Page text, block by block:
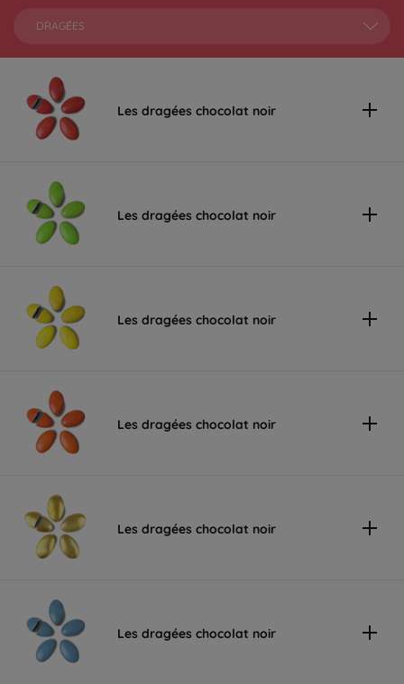
DRAGÉES
Les dragées chocolat noir
Les dragées chocolat noir
Les dragées chocolat noir
Les dragées chocolat noir
Les dragées chocolat noir
Les dragées chocolat noir